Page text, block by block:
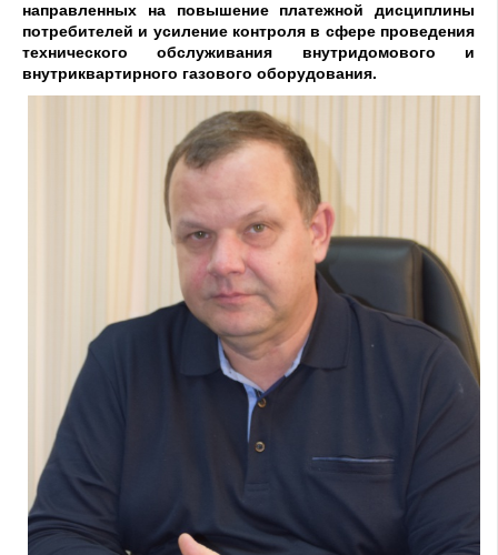
направленных на повышение платежной дисциплины
потребителей и усиление контроля в сфере проведения
технического обслуживания внутридомового и
внутриквартирного газового оборудования.